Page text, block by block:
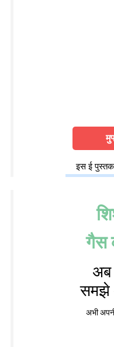
इस ई
गैस
अब
समझे
अभी